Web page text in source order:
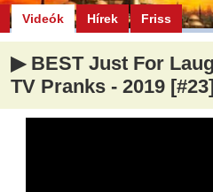
Videók Hírek Friss
▶ BEST Just For
TV Pranks - 2019